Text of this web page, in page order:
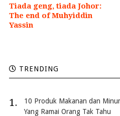
Tiada geng, tiada Johor:
The end of Muhyiddin
Yassin
TRENDING
1.
10 Produk Makanan dan
Yang Ramai Orang Tak Tahu